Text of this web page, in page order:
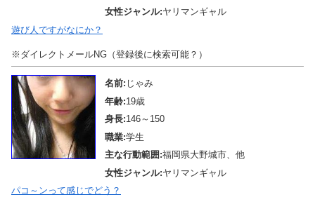
女性ジャンル:ヤリマンギャル
遊び人ですがなにか？
※ダイレクトメールNG（登録後に検索可能？）
名前: じゃみ
年齢:19歳
身長:146～150
職業:学生
主な行動範囲:福岡県大野城市、他
女性ジャンル:ヤリマンギャル
パコ～ンって感じでどう？